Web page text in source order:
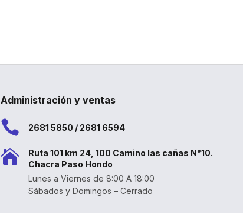
Administración y ventas
 2681 5850 / 2681 6594

Ruta 101 km 24, 100 Camino las cañas N°10.
Chacra Paso Hondo
Lunes a Viernes de 8:00 A 18:00
Sábados y Domingos – Cerrado